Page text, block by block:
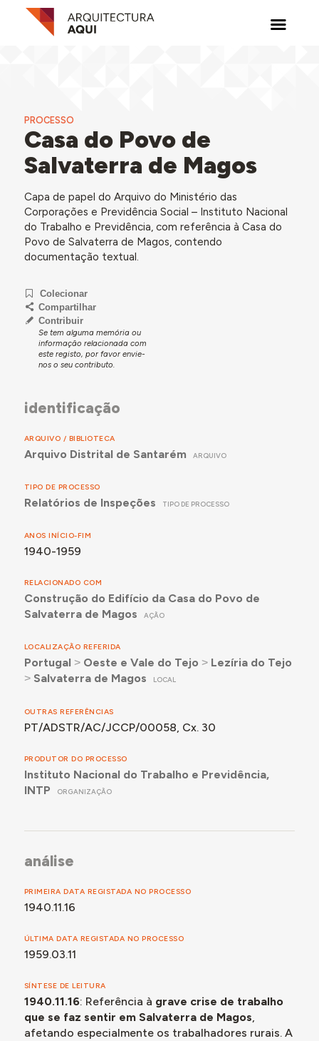
PROCESSO
Casa do Povo de
Salvaterra de Magos
Capa de papel do Arquivo do Ministério das
Corporações e Previdência Social – Instituto Nacional
do Trabalho e Previdência, com referência à Casa do
Povo de Salvaterra de Magos, contendo
documentação textual.
Colecionar
Compartilhar
Contribuir
Se tem alguma memória ou
informação relacionada com
este registo, por favor envie-
nos o seu contributo.
identificação
ARQUIVO / BIBLIOTECA
Arquivo Distrital de Santarém ARQUIVO
TIPO DE PROCESSO
Relatórios de Inspeções TIPO DE PROCESSO
ANOS INÍCIO-FIM
1940-1959
RELACIONADO COM
Construção do Edifício da Casa do Povo de
Salvaterra de Magos
AÇÃO
LOCALIZAÇÃO REFERIDA
Portugal ˃ Oeste e Vale do Tejo ˃ Lezíria do Tejo
˃ Salvaterra de Magos LOCAL
OUTRAS REFERÊNCIAS
PT/ADSTR/AC/JCCP/00058, Cx. 30
PRODUTOR DO PROCESSO
Instituto Nacional do Trabalho e Previdência,
INTP
ORGANIZAÇÃO
análise
PRIMEIRA DATA REGISTADA NO PROCESSO
1940.11.16
ÚLTIMA DATA REGISTADA NO PROCESSO
1959.03.11
SÍNTESE DE LEITURA
1940.11.16: Referência à grave crise de trabalho
que se faz sentir em Salvaterra de Magos,
afetando especialmente os trabalhadores rurais. A